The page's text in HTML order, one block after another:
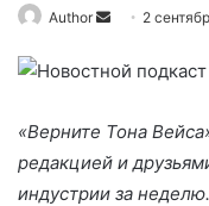
Author
Send
email
2
«Верните Тона
редакцией и
индустрии за неделю.